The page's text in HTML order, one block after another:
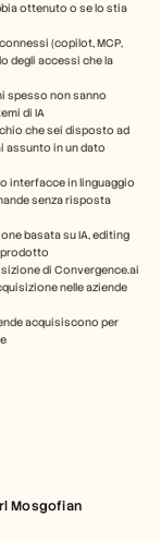
ottenuto o se lo stia
(copilot, MCP,
degli accessi che la
spesso non sanno
di IA
che sei disposto ad
assunto in un dato
interfacce in linguaggio
senza risposta
basata su IA, editing
prodotto
di Convergence.ai
nelle aziende
acquisiscono per
Mosgofian